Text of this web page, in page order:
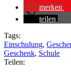
merken
teilen
Tags:
Einschulung,
Geschenk, Schule
Teilen: